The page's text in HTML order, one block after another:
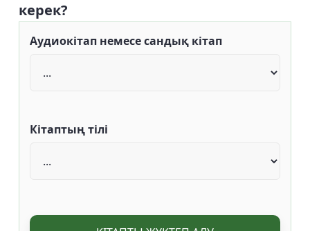
керек?
Аудиокітап немесе сандық кітап
Кітаптың тілі